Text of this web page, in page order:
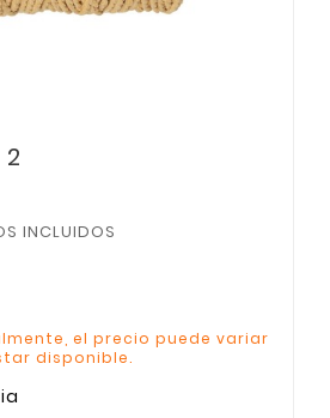
2
INCLUIDOS
el precio puede variar
disponible.